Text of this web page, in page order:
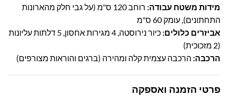
מידות משטח עבודה:
רוחב 120 ס"מ (על גבי חלק מהארונות
התחתונים), עומק 60 ס"מ
אביזרים כלולים:
כיור נירוסטה, 4 מגירות אחסון, 5 דלתות עליונות
(2 מזכוכית)
הרכבה: הרכבה עצמית קלה ומהירה (ברגים והוראות מצורפים)
פרטי הזמנה ואספקה